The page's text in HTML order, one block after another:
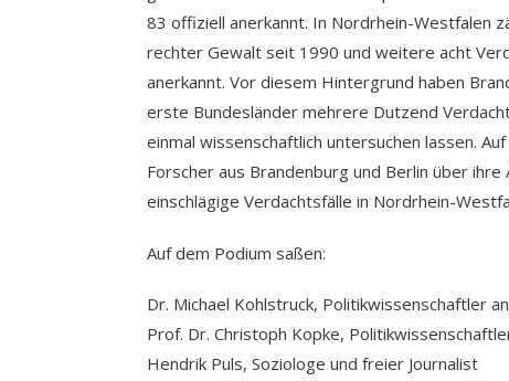
83 offiziell anerkannt. In Nordrhein-Westfalen
rechter Gewalt seit 1990 und weitere acht
anerkannt. Vor diesem Hintergrund haben
erste Bundesländer mehrere Dutzend
einmal wissenschaftlich untersuchen lassen.
Forscher aus Brandenburg und Berlin über
einschlägige Verdachtsfälle in Nordrhein-
Auf dem Podium saßen:
Dr. Michael Kohlstruck, Politikwissenschaftler
Prof. Dr. Christoph Kopke,
Hendrik Puls, Soziologe und freier Journalist